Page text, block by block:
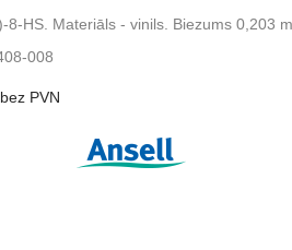
8-HS. Materiāls - vinils. Biezums 0,203
008
bez PVN